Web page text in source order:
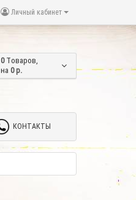
Личный кабинет
0 Tоваров,
на 0 р.
КОНТАКТЫ